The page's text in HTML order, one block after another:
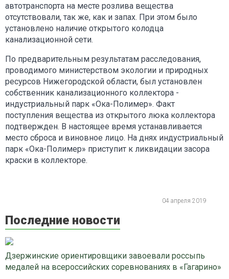
автотранспорта на месте розлива вещества
отсутствовали, так же, как и запах. При этом было
установлено наличие открытого колодца
канализационной сети.
По предварительным результатам расследования,
проводимого министерством экологии и природных
ресурсов Нижегородской области, был установлен
собственник канализационного коллектора -
индустриальный парк «Ока-Полимер». Факт
поступления вещества из открытого люка коллектора
подтвержден. В настоящее время устанавливается
место сброса и виновное лицо. На днях индустриальный
парк «Ока-Полимер» приступит к ликвидации засора
краски в коллекторе.
04 апреля 2019
Последние новости
Дзержинские ориентировщики завоевали россыпь
медалей на всероссийских соревнованиях в «Гагарино»